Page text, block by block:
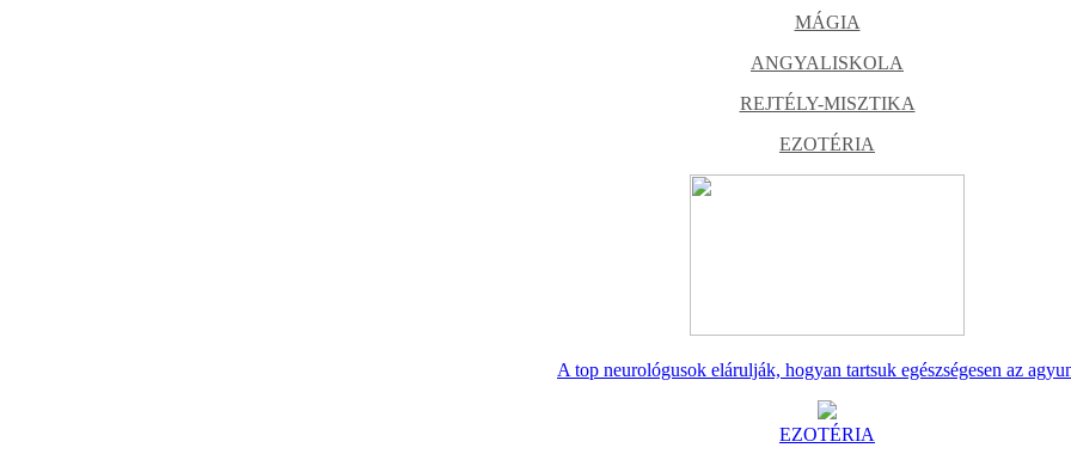
MÁGIA
ANGYALISKOLA
REJTÉLY-MISZTIKA
EZOTÉRIA
A top neurológusok elárulják, hogyan tartsuk egészségesen az
EZOTÉRIA